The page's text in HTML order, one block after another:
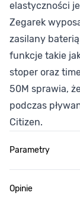
elastyczności
Zegarek
zasilany
funkcje takie
stoper oraz
50M sprawia,
podczas
Citizen.
Parametry
Opinie